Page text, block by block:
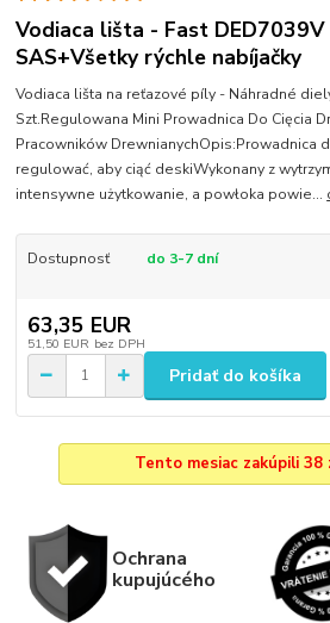
Vodiaca lišta - Fast DED7039V
SAS+Všetky rýchle nabíjačky
Vodiaca lišta na reťazové píly - Náhradné
Szt.Regulowana Mini Prowadnica Do Cięcia
Pracowników DrewnianychOpis:Prowadnica
regulować, aby ciąć deskiWykonany z
intensywne użytkowanie, a powłoka powie...
Dostupnosť do 3-7 dní
63,35 EUR
51,50 EUR bez DPH
Pridať do košíka
Tento mesiac zakúpili 38
Ochrana
kupujúcého